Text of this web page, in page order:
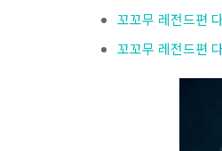
꼬꼬무 레전드편
꼬꼬무 레전드편